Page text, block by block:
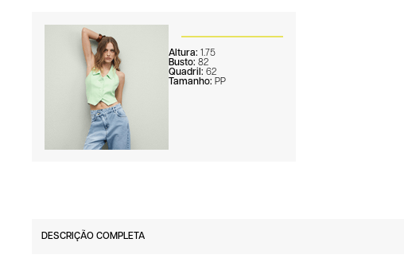
Altura: 1.75
Busto: 82
Quadril: 62
Tamanho: PP
DESCRIÇÃO COMPLETA